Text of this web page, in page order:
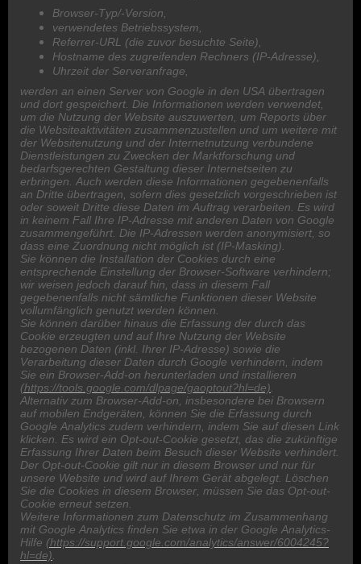
Browser-Typ/-Version,
verwendetes Betriebssystem,
Referrer-URL (die zuvor besuchte Seite),
Hostname des zugreifenden Rechners (IP-Adresse),
Uhrzeit der Serveranfrage,
werden an einen Server von Google in den USA übertragen
und dort gespeichert. Die Informationen werden verwendet,
um die Nutzung der Website auszuwerten, um Reports über
die Websiteaktivitäten zusammenzustellen und um weitere mit
der Websitenutzung und der Internetnutzung verbundene
Dienstleistungen zu Zwecken der Marktforschung und
bedarfsgerechten Gestaltung dieser Internetseiten zu
erbringen. Auch werden diese Informationen gegebenenfalls
an Dritte übertragen, sofern dies gesetzlich vorgeschrieben ist
oder soweit Dritte diese Daten im Auftrag verarbeiten. Es wird
in keinem Fall Ihre IP-Adresse mit anderen Daten von Google
zusammengeführt. Die IP-Adressen werden anonymisiert, so
dass eine Zuordnung nicht möglich ist (IP-Masking).
Sie können die Installation der Cookies durch eine
entsprechende Einstellung der Browser-Software verhindern;
wir weisen jedoch darauf hin, dass in diesem Fall
gegebenenfalls nicht sämtliche Funktionen dieser Website
vollumfänglich genutzt werden können.
Sie können darüber hinaus die Erfassung der durch das
Cookie erzeugten und auf Ihre Nutzung der Website
bezogenen Daten (inkl. Ihrer IP-Adresse) sowie die
Verarbeitung dieser Daten durch Google verhindern, indem
Sie ein Browser-Add-on herunterladen und installieren
(https://tools.google.com/dlpage/gaoptout?hl=de)
Alternativ zum Browser-Add-on, insbesondere bei Browsern
auf mobilen Endgeräten, können Sie die Erfassung durch
Google Analytics zudem verhindern, indem Sie auf diesen Link
klicken. Es wird ein Opt-out-Cookie gesetzt, das die zukünftige
Erfassung Ihrer Daten beim Besuch dieser Website verhindert.
Der Opt-out-Cookie gilt nur in diesem Browser und nur für
unsere Website und wird auf Ihrem Gerät abgelegt. Löschen
Sie die Cookies in diesem Browser, müssen Sie das Opt-out-
Cookie erneut setzen.
Weitere Informationen zum Datenschutz im Zusammenhang
mit Google Analytics finden Sie etwa in der Google Analytics-
Hilfe (https://support.google.com/analytics/answer/6004245?
hl=de)